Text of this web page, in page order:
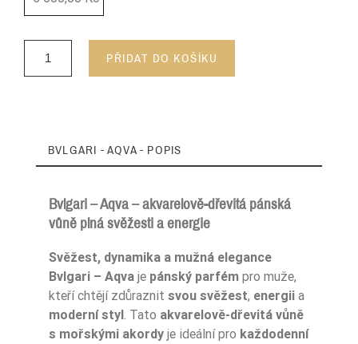
PŘIDAT DO KOŠÍKU
BVLGARI - AQVA - POPIS
Bvlgari – Aqva – akvarelově-dřevitá pánská
vůně plná svěžesti a energie
Svěžest, dynamika a mužná elegance
Bvlgari – Aqva je pánský parfém pro muže,
kteří chtějí zdůraznit svou svěžest, energii a
moderní styl. Tato akvarelově-dřevitá vůně
s mořskými akordy je ideální pro každodenní